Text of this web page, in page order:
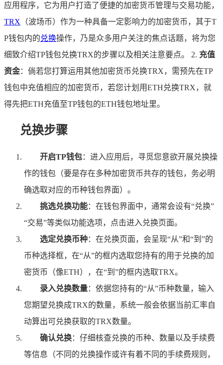
应用程序，它为用户打造了便捷的加密货币管理与交易功能，
TRX （波场币）作为一种具备一定影响力的加密货币，其于T
P钱包内的兑换操作，乃是众多用户关注的焦点话题，将为您
细致介绍TP钱包兑换TRX的步骤以及相关注意要点。 2. 充值
资金：倘若您打算运用其他加密货币兑换TRX，需预先在TP
钱包中充值相应的加密货币，若您计划用ETH兑换TRX，就
得先把ETH充值至TP钱包的ETH钱包地址里。
兑换步骤
开启TP钱包：进入应用后，寻觅您意欲开展兑换操
作的钱包（要是存在多种加密货币共存的钱包，务必明
确选取对应的币种钱包界面）。
挑选兑换功能：在钱包界面中，通常会设有“兑换”
“交易”等类似功能选项，点击进入兑换页面。
选定兑换币种：在兑换页面，会呈现“从”和“到”的
币种选择框，在“从”的框内选取您持有的用于兑换的加
密货币（像ETH），在“到”的框内选取TRX。
录入兑换数量：依据您持有的“从”币种数量，输入
您期望兑换成TRX的数量，系统一般会依据当前汇率自
动算出可兑换获取的TRX数量。
确认兑换：仔细核查兑换的币种、数量以及手续费
等信息（不同的兑换操作或许有着不同的手续费规则，